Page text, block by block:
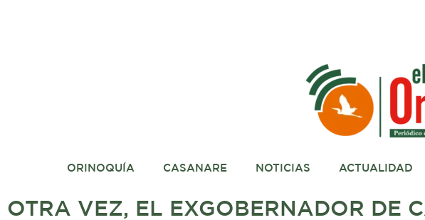
ORINOQUÍA CASANARE NOTICIAS ACTUALIDAD
OTRA VEZ, EL EXGOBERNADOR DE